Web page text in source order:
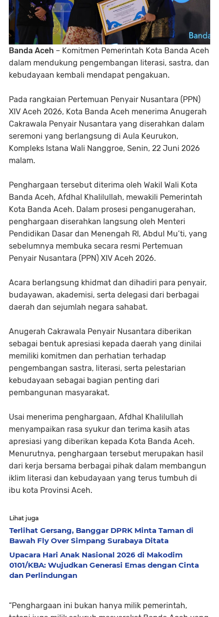
Banda Aceh – Komitmen Pemerintah Kota Banda Aceh
dalam mendukung pengembangan literasi, sastra, dan
kebudayaan kembali mendapat pengakuan.
Pada rangkaian Pertemuan Penyair Nusantara (PPN)
XIV Aceh 2026, Kota Banda Aceh menerima Anugerah
Cakrawala Penyair Nusantara yang diserahkan dalam
seremoni yang berlangsung di Aula Keurukon,
Kompleks Istana Wali Nanggroe, Senin, 22 Juni 2026
malam.
Penghargaan tersebut diterima oleh Wakil Wali Kota
Banda Aceh, Afdhal Khalilullah, mewakili Pemerintah
Kota Banda Aceh. Dalam prosesi penganugerahan,
penghargaan diserahkan langsung oleh Menteri
Pendidikan Dasar dan Menengah RI, Abdul Mu’ti, yang
sebelumnya membuka secara resmi Pertemuan
Penyair Nusantara (PPN) XIV Aceh 2026.
Acara berlangsung khidmat dan dihadiri para penyair,
budayawan, akademisi, serta delegasi dari berbagai
daerah dan sejumlah negara sahabat.
Anugerah Cakrawala Penyair Nusantara diberikan
sebagai bentuk apresiasi kepada daerah yang dinilai
memiliki komitmen dan perhatian terhadap
pengembangan sastra, literasi, serta pelestarian
kebudayaan sebagai bagian penting dari
pembangunan masyarakat.
Usai menerima penghargaan, Afdhal Khalilullah
menyampaikan rasa syukur dan terima kasih atas
apresiasi yang diberikan kepada Kota Banda Aceh.
Menurutnya, penghargaan tersebut merupakan hasil
dari kerja bersama berbagai pihak dalam membangun
iklim literasi dan kebudayaan yang terus tumbuh di
ibu kota Provinsi Aceh.
Lihat juga
Terlihat Gersang, Banggar DPRK Minta Taman di
Bawah Fly Over Simpang Surabaya Ditata
Upacara Hari Anak Nasional 2026 di Makodim
0101/KBA: Wujudkan Generasi Emas dengan Cinta
dan Perlindungan
“Penghargaan ini bukan hanya milik pemerintah,